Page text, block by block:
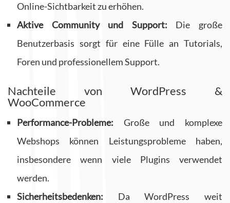
Online-Sichtbarkeit zu erhöhen.
Aktive Community und Support: Die große
Benutzerbasis sorgt für eine Fülle an Tutorials,
Foren und professionellem Support.
Nachteile von WordPress &
WooCommerce
Performance-Probleme: Große und komplexe
Webshops können Leistungsprobleme haben,
insbesondere wenn viele Plugins verwendet
werden.
Sicherheitsbedenken: Da WordPress weit